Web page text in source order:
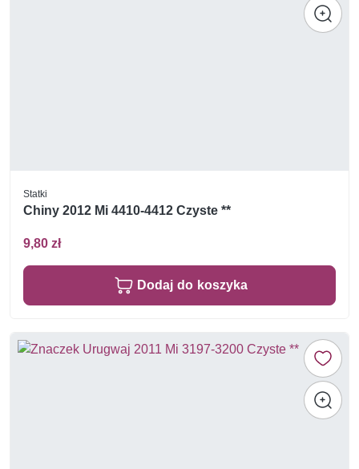
Statki
Chiny 2012 Mi 4410-4412 Czyste **
9,80 zł
Dodaj do koszyka